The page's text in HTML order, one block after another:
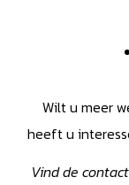
Wilt u meer
heeft u
Vind de